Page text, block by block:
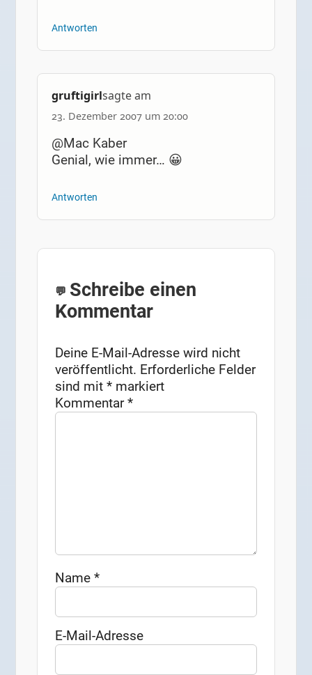
Antworten
gruftigirlsagte am
23. Dezember 2007 um 20:00
@Mac Kaber
Genial, wie immer… 😀
Antworten
Schreibe einen
Kommentar
Deine E-Mail-Adresse wird nicht
veröffentlicht. Erforderliche Felder
sind mit* markiert
Kommentar*
Name*
E-Mail-Adresse